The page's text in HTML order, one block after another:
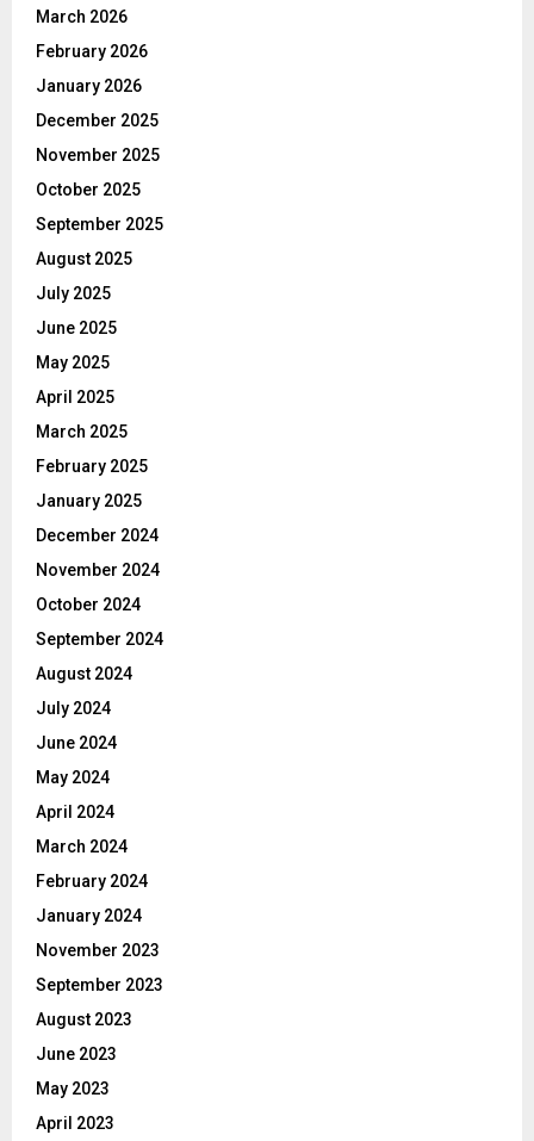
March 2026
February 2026
January 2026
December 2025
November 2025
October 2025
September 2025
August 2025
July 2025
June 2025
May 2025
April 2025
March 2025
February 2025
January 2025
December 2024
November 2024
October 2024
September 2024
August 2024
July 2024
June 2024
May 2024
April 2024
March 2024
February 2024
January 2024
November 2023
September 2023
August 2023
June 2023
May 2023
April 2023